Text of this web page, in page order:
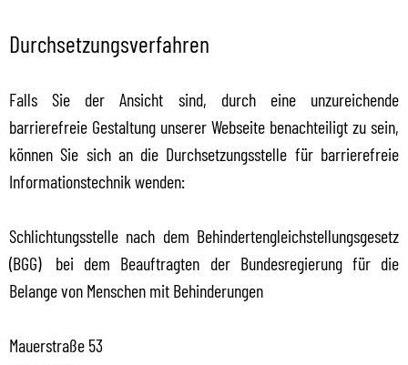
Durchsetzungsverfahren
Falls Sie der Ansicht sind, durch eine unzureichende
barrierefreie Gestaltung unserer Webseite benachteiligt zu sein,
können Sie sich an die Durchsetzungsstelle für barrierefreie
Informationstechnik wenden:
Schlichtungsstelle nach dem Behindertengleichstellungsgesetz
(BGG)
bei dem Beauftragten der Bundesregierung für die
Belange von Menschen mit Behinderungen
Mauerstraße 53